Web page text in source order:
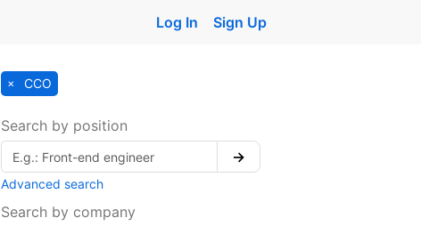
Log In Sign Up
CCO
Search by position
→
Advanced search
Search by company